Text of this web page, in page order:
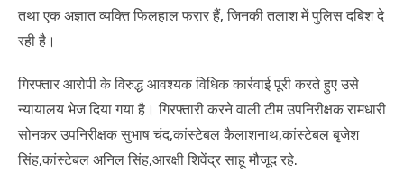
तथा एक अज्ञात व्यक्ति फिलहाल फरार हैं, जिनकी तलाश में पुलिस दबिश दे
रही है।
गिरफ्तार आरोपी के विरुद्ध आवश्यक विधिक कार्रवाई पूरी करते हुए उसे
न्यायालय भेज दिया गया है। गिरफ्तारी करने वाली टीम उपनिरीक्षक रामधारी
सोनकर उपनिरीक्षक सुभाष चंद,कांस्टेबल कैलाशनाथ,कांस्टेबल बृजेश
सिंह,कांस्टेबल अनिल सिंह,आरक्षी शिवेंद्र साहू मौजूद रहे.